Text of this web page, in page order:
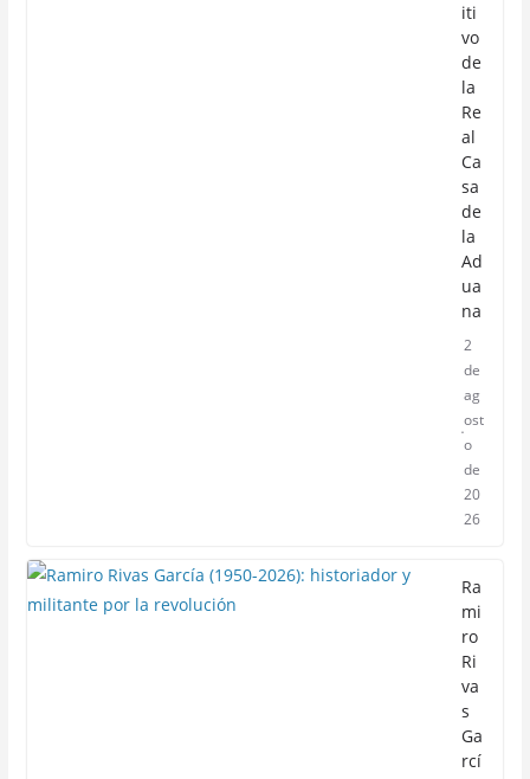
iti
vo
de
la
Re
al
Ca
sa
de
la
Ad
ua
na
2
de
ag
ost
o
de
20
26
Ra
mi
ro
Ri
va
s
Ga
rcí